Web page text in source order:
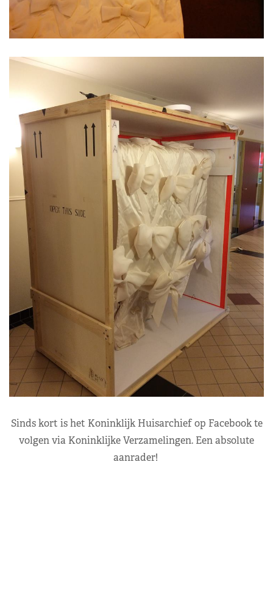
Sinds kort is het Koninklijk Huisarchief op Facebook te
volgen via Koninklijke Verzamelingen. Een absolute
aanrader!